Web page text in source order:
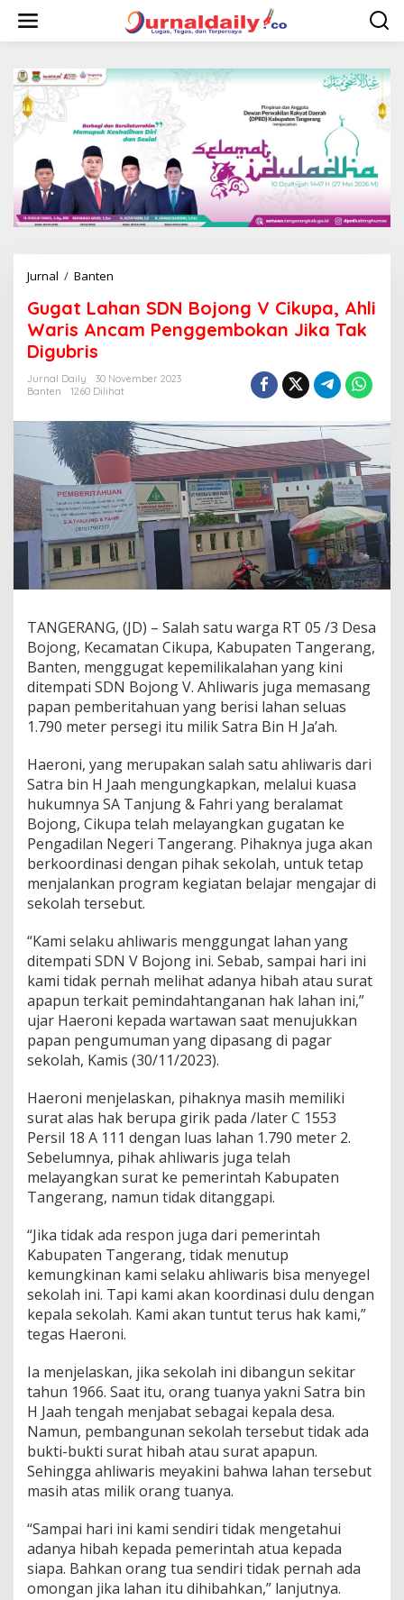
w
Jurnal / Banten
g
a
t
a
h
n
S
D
B
o
j
o
n
g
V
k
u
p
a
,
A
h
i
W
a
r
s
A
a
P
e
g
g
e
m
b
o
a
n
J
k
a
T
k
D
g
u
b
r
Gugat Lahan SDN Bojong V Cikupa, Ahli
Waris Ancam Penggembokan Jika Tak
Digubris
Jurnal Daily
30 November 2023
Banten
1260 Dilihat
TANGERANG, (JD) – Salah satu warga RT 05 /3 Desa
Bojong, Kecamatan Cikupa, Kabupaten Tangerang,
Banten, menggugat kepemilikalahan yang kini
ditempati SDN Bojong V. Ahliwaris juga memasang
papan pemberitahuan yang berisi lahan seluas
1.790 meter persegi itu milik Satra Bin H Ja’ah.
Haeroni, yang merupakan salah satu ahliwaris dari
Satra bin H Jaah mengungkapkan, melalui kuasa
hukumnya SA Tanjung & Fahri yang beralamat
Bojong, Cikupa telah melayangkan gugatan ke
Pengadilan Negeri Tangerang. Pihaknya juga akan
berkoordinasi dengan pihak sekolah, untuk tetap
menjalankan program kegiatan belajar mengajar di
sekolah tersebut.
“Kami selaku ahliwaris menggungat lahan yang
ditempati SDN V Bojong ini. Sebab, sampai hari ini
kami tidak pernah melihat adanya hibah atau surat
apapun terkait pemindahtanganan hak lahan ini,”
ujar Haeroni kepada wartawan saat menujukkan
papan pengumuman yang dipasang di pagar
sekolah, Kamis (30/11/2023).
Haeroni menjelaskan, pihaknya masih memiliki
surat alas hak berupa girik pada /later C 1553
Persil 18 A 111 dengan luas lahan 1.790 meter 2.
Sebelumnya, pihak ahliwaris juga telah
melayangkan surat ke pemerintah Kabupaten
Tangerang, namun tidak ditanggapi.
“Jika tidak ada respon juga dari pemerintah
Kabupaten Tangerang, tidak menutup
kemungkinan kami selaku ahliwaris bisa menyegel
sekolah ini. Tapi kami akan koordinasi dulu dengan
kepala sekolah. Kami akan tuntut terus hak kami,”
tegas Haeroni.
Ia menjelaskan, jika sekolah ini dibangun sekitar
tahun 1966. Saat itu, orang tuanya yakni Satra bin
H Jaah tengah menjabat sebagai kepala desa.
Namun, pembangunan sekolah tersebut tidak ada
bukti-bukti surat hibah atau surat apapun.
Sehingga ahliwaris meyakini bahwa lahan tersebut
masih atas milik orang tuanya.
“Sampai hari ini kami sendiri tidak mengetahui
adanya hibah kepada pemerintah atua kepada
siapa. Bahkan orang tua sendiri tidak pernah ada
omongan jika lahan itu dihibahkan,” lanjutnya.